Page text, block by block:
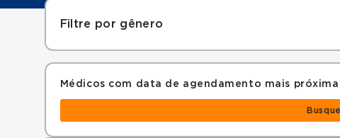
Filtre por gênero
Médicos com data de agendamento mais próxima